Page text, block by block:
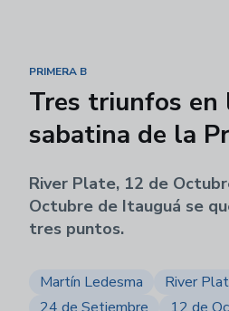
PRIMERA B
Tres triunfos en
sabatina de la
River Plate, 12 de
Octubre de Itauguá se
tres puntos.
Martín Ledesma
River